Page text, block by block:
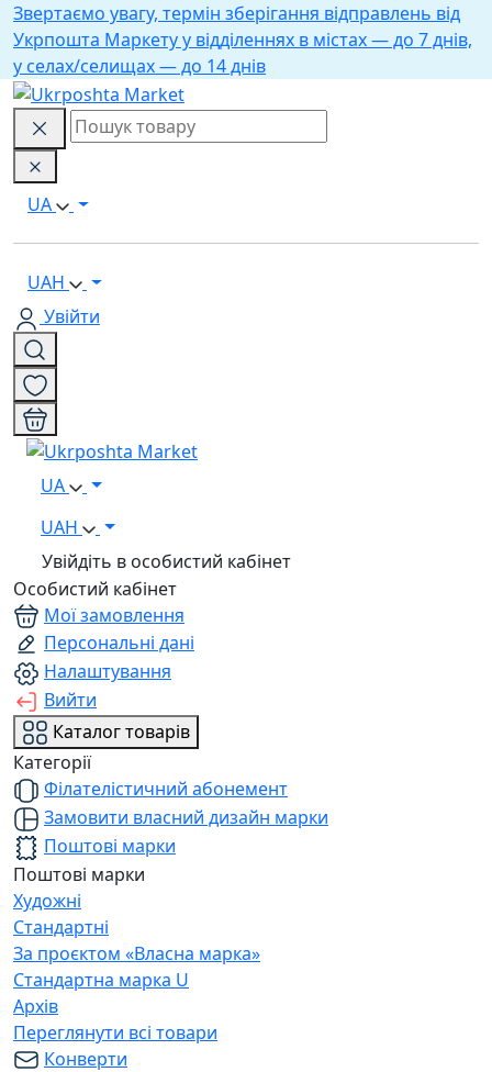
Звертаємо увагу, термін зберігання відправлень від
Укрпошта Маркету у відділеннях в містах — до 7 днів,
у селах/селищах — до 14 днів
UA
UAH
Увійти
UA
UAH
Увійдіть в особистий кабінет
Особистий кабінет
Мої замовлення
Персональні дані
Налаштування
Вийти
Каталог товарів
Категорії
Філателістичний абонемент
Замовити власний дизайн марки
Поштові марки
Поштові марки
Художні
Стандартні
За проєктом «Власна марка»
Стандартна марка U
Архів
Переглянути всі товари
Конверти